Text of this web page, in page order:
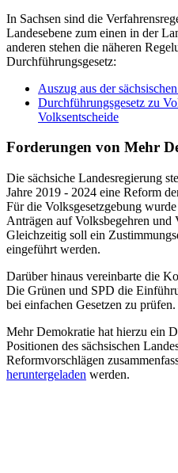
In Sachsen sind die
Landesebene zum einen in der
anderen stehen die näheren
Durchführungsgesetz:
Auszug aus der
Durchführungsgesetz zu
Volksentscheide
Forderungen von Mehr
Die sächsiche Landesregierung
Jahre 2019 - 2024 eine Reform
Für die Volksgesetzgebung
Anträgen auf Volksbegehren und
Gleichzeitig soll ein
eingeführt werden.
Darüber hinaus vereinbarte die
Die Grünen und SPD die
bei einfachen Gesetzen zu prüfen.
Mehr Demokratie hat hierzu ein
Positionen des sächsischen
Reformvorschlägen
heruntergeladen werden.